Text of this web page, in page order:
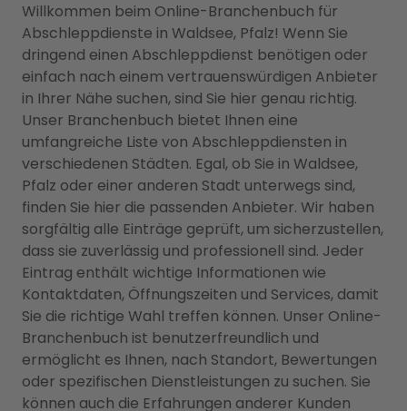
Willkommen beim Online-Branchenbuch für
Abschleppdienste in Waldsee, Pfalz! Wenn Sie
dringend einen Abschleppdienst benötigen oder
einfach nach einem vertrauenswürdigen Anbieter
in Ihrer Nähe suchen, sind Sie hier genau richtig.
Unser Branchenbuch bietet Ihnen eine
umfangreiche Liste von Abschleppdiensten in
verschiedenen Städten. Egal, ob Sie in Waldsee,
Pfalz oder einer anderen Stadt unterwegs sind,
finden Sie hier die passenden Anbieter. Wir haben
sorgfältig alle Einträge geprüft, um sicherzustellen,
dass sie zuverlässig und professionell sind. Jeder
Eintrag enthält wichtige Informationen wie
Kontaktdaten, Öffnungszeiten und Services, damit
Sie die richtige Wahl treffen können. Unser Online-
Branchenbuch ist benutzerfreundlich und
ermöglicht es Ihnen, nach Standort, Bewertungen
oder spezifischen Dienstleistungen zu suchen. Sie
können auch die Erfahrungen anderer Kunden